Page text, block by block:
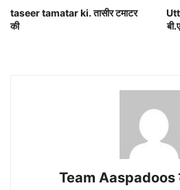
taseer tamatar ki. तासीर टमाटर
की
Team Aaspadoos